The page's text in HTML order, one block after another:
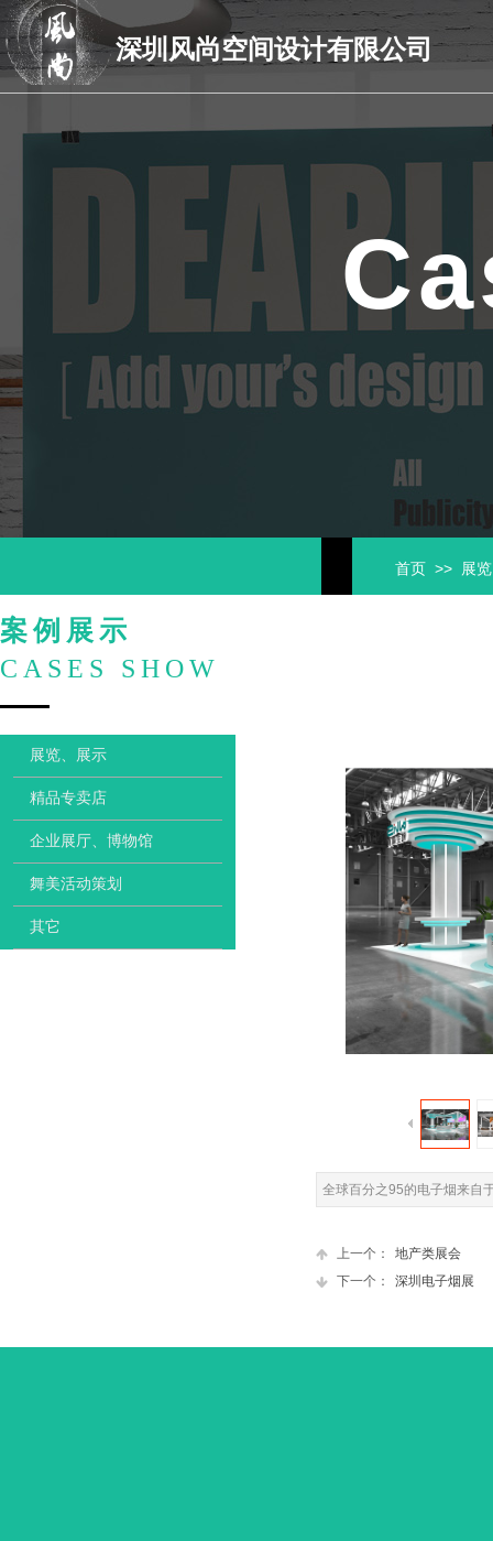
深圳风尚空间设计有限公司
首页 >> 展
案例展示
CASES SHOW
全球百分之95的电子烟来自
上一个：
地产类展会
下一个：
深圳电子烟展
展览、展示
精品专卖店
企业展厅、博物馆
舞美活动策划
其它